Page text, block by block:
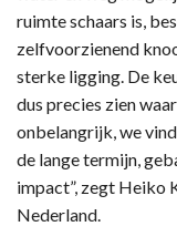
ruimte schaars is,
zelfvoorzienend
sterke ligging. De
dus precies zien
onbelangrijk, we
de lange termijn,
impact”, zegt Heiko
Nederland.